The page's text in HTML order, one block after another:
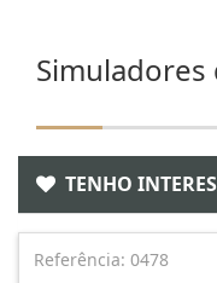
Simuladores
TENHO